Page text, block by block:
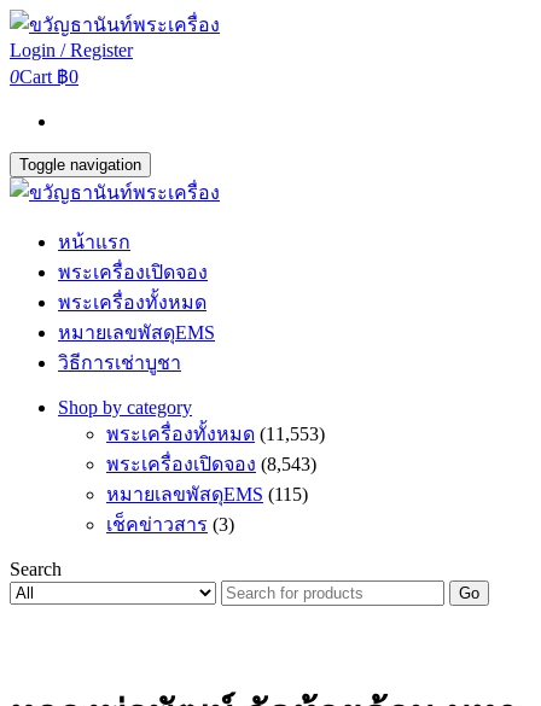
Login / Register
0Cart ฿0
Toggle navigation
หน้าแรก
พระเครื่องเปิดจอง
พระเครื่องทั้งหมด
หมายเลขพัสดุEMS
วิธีการเช่าบูชา
Shop by category
พระเครื่องทั้งหมด (11,553)
พระเครื่องเปิดจอง (8,543)
หมายเลขพัสดุEMS (115)
เช็คข่าวสาร (3)
Search
Go